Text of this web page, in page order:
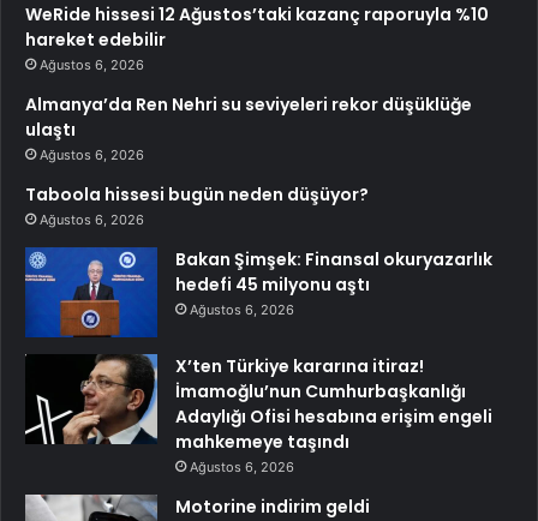
WeRide hissesi 12 Ağustos’taki kazanç raporuyla %10
hareket edebilir
Ağustos 6, 2026
Almanya’da Ren Nehri su seviyeleri rekor düşüklüğe
ulaştı
Ağustos 6, 2026
Taboola hissesi bugün neden düşüyor?
Ağustos 6, 2026
Bakan Şimşek: Finansal okuryazarlık
hedefi 45 milyonu aştı
Ağustos 6, 2026
X’ten Türkiye kararına itiraz!
İmamoğlu’nun Cumhurbaşkanlığı
Adaylığı Ofisi hesabına erişim engeli
mahkemeye taşındı
Ağustos 6, 2026
Motorine indirim geldi